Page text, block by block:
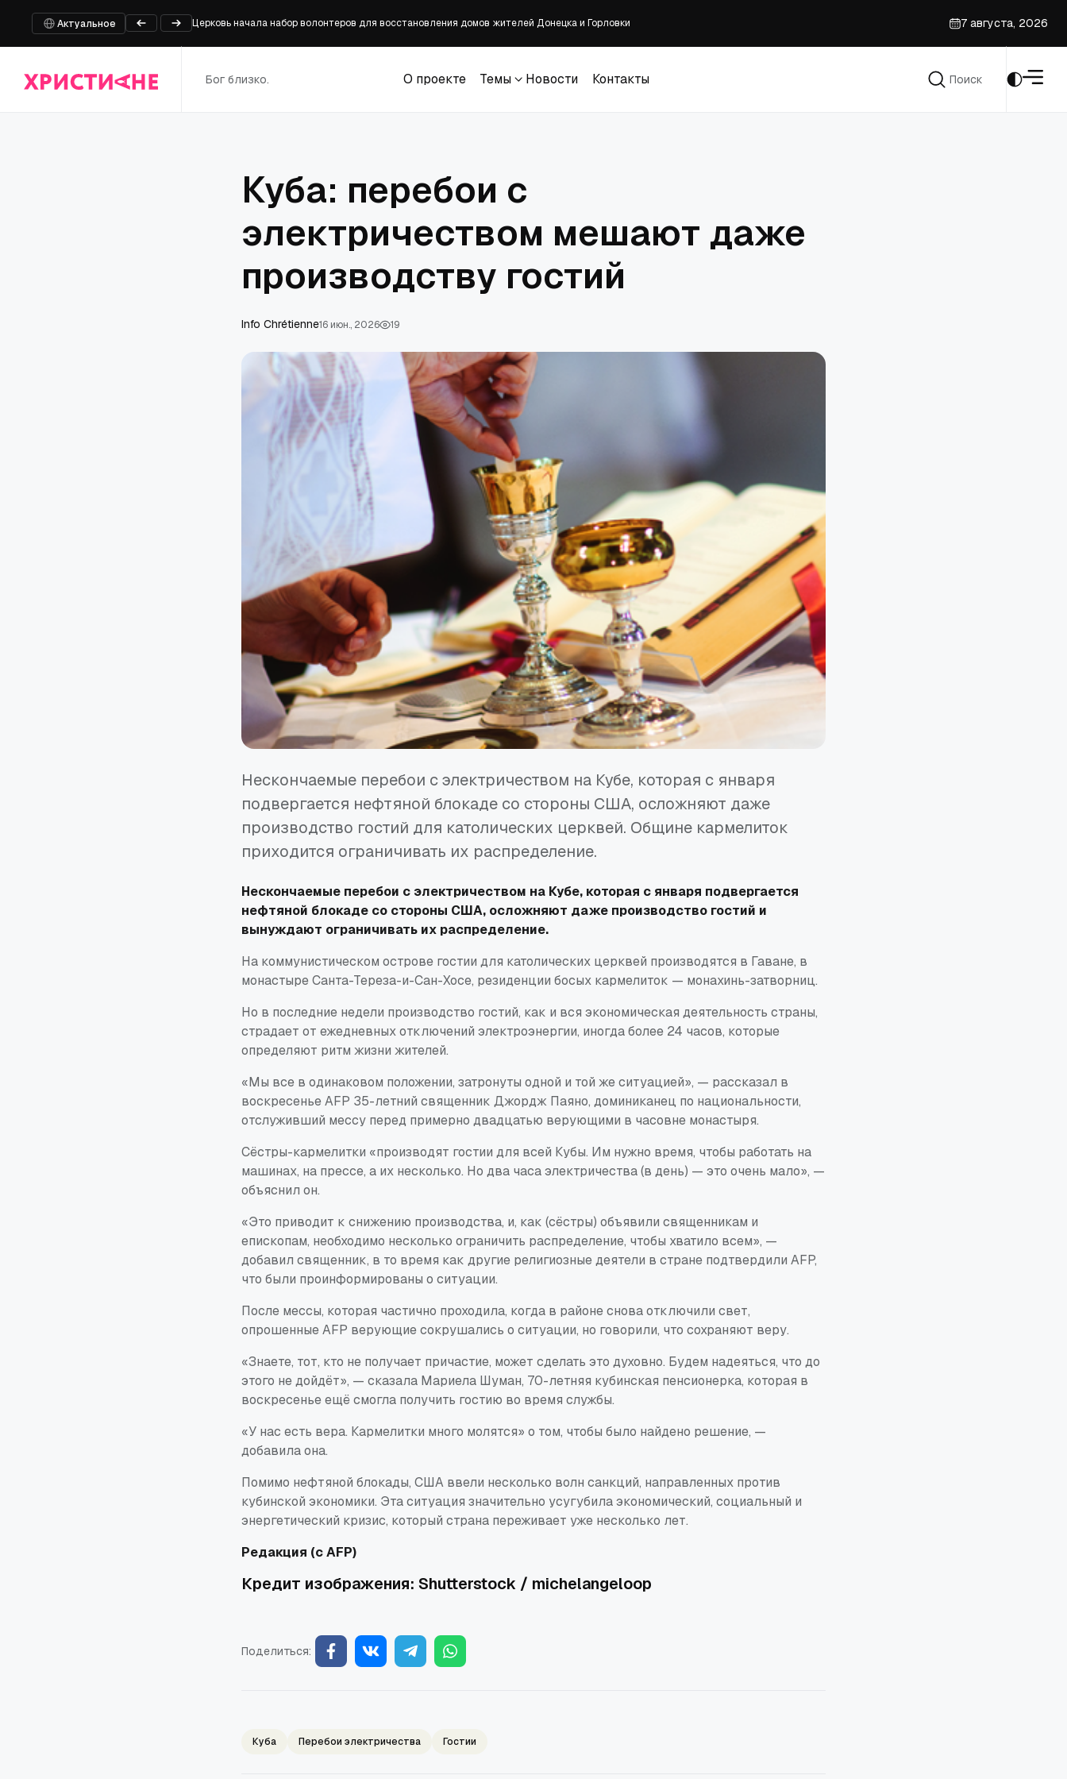
Актуальное
Архиерейский хор Бишкекской епархии выступил на VIII Кыргызско-Российском экономическом форуме
7 августа, 2026
Бог близко.
О проекте
Темы
Новости
Контакты
Поиск
Куба: перебои с
электричеством мешают даже
производству гостий
Info Chrétienne16 июн., 2026 19
Нескончаемые перебои с электричеством на Кубе, которая с января
подвергается нефтяной блокаде со стороны США, осложняют даже
производство гостий для католических церквей. Общине кармелиток
приходится ограничивать их распределение.
Нескончаемые перебои с электричеством на Кубе, которая с января подвергается
нефтяной блокаде со стороны США, осложняют даже производство гостий и
вынуждают ограничивать их распределение.
На коммунистическом острове гостии для католических церквей производятся в Гаване, в
монастыре Санта-Тереза-и-Сан-Хосе, резиденции босых кармелиток — монахинь-затворниц.
Но в последние недели производство гостий, как и вся экономическая деятельность страны,
страдает от ежедневных отключений электроэнергии, иногда более 24 часов, которые
определяют ритм жизни жителей.
«Мы все в одинаковом положении, затронуты одной и той же ситуацией», — рассказал в
воскресенье AFP 35-летний священник Джордж Паяно, доминиканец по национальности,
отслуживший мессу перед примерно двадцатью верующими в часовне монастыря.
Сёстры-кармелитки «производят гостии для всей Кубы. Им нужно время, чтобы работать на
машинах, на прессе, а их несколько. Но два часа электричества (в день) — это очень мало», —
объяснил он.
«Это приводит к снижению производства, и, как (сёстры) объявили священникам и
епископам, необходимо несколько ограничить распределение, чтобы хватило всем», —
добавил священник, в то время как другие религиозные деятели в стране подтвердили AFP,
что были проинформированы о ситуации.
После мессы, которая частично проходила, когда в районе снова отключили свет,
опрошенные AFP верующие сокрушались о ситуации, но говорили, что сохраняют веру.
«Знаете, тот, кто не получает причастие, может сделать это духовно. Будем надеяться, что до
этого не дойдёт», — сказала Мариела Шуман, 70-летняя кубинская пенсионерка, которая в
воскресенье ещё смогла получить гостию во время службы.
«У нас есть вера. Кармелитки много молятся» о том, чтобы было найдено решение, —
добавила она.
Помимо нефтяной блокады, США ввели несколько волн санкций, направленных против
кубинской экономики. Эта ситуация значительно усугубила экономический, социальный и
энергетический кризис, который страна переживает уже несколько лет.
Редакция (с AFP)
Кредит изображения: Shutterstock / michelangeloop
Поделиться:
Куба Перебои электричества Гостии